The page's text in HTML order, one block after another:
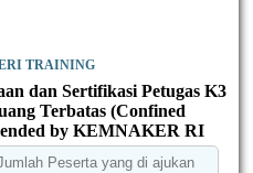
TRAINING
dan Sertifikasi Petugas K3
Terbatas (Confined
by KEMNAKER RI